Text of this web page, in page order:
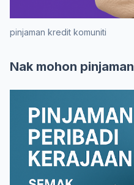
pinjaman kredit komuniti
Nak mohon pinjaman